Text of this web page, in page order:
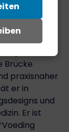
auf dem
Medizin.
und der
Brücke
praxisnaher
er in
und
Er ist